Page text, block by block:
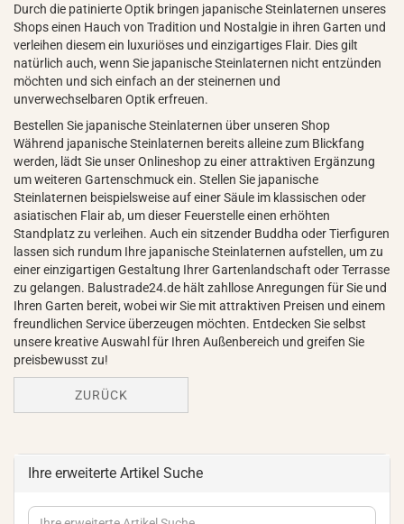
Durch die patinierte Optik bringen japanische Steinlaternen unseres
Shops einen Hauch von Tradition und Nostalgie in ihren Garten und
verleihen diesem ein luxuriöses und einzigartiges Flair. Dies gilt
natürlich auch, wenn Sie japanische Steinlaternen nicht entzünden
möchten und sich einfach an der steinernen und
unverwechselbaren Optik erfreuen.
Bestellen Sie japanische Steinlaternen über unseren Shop
Während japanische Steinlaternen bereits alleine zum Blickfang
werden, lädt Sie unser Onlineshop zu einer attraktiven Ergänzung
um weiteren Gartenschmuck ein. Stellen Sie japanische
Steinlaternen beispielsweise auf einer Säule im klassischen oder
asiatischen Flair ab, um dieser Feuerstelle einen erhöhten
Standplatz zu verleihen. Auch ein sitzender Buddha oder Tierfiguren
lassen sich rundum Ihre japanische Steinlaternen aufstellen, um zu
einer einzigartigen Gestaltung Ihrer Gartenlandschaft oder Terrasse
zu gelangen. Balustrade24.de hält zahllose Anregungen für Sie und
Ihren Garten bereit, wobei wir Sie mit attraktiven Preisen und einem
freundlichen Service überzeugen möchten. Entdecken Sie selbst
unsere kreative Auswahl für Ihren Außenbereich und greifen Sie
preisbewusst zu!
ZURÜCK
Ihre erweiterte Artikel Suche
Ihre